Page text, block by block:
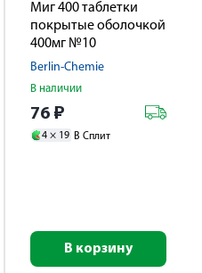
Миг 400 таблетки
покрытые оболочкой
400мг №10
Berlin-Chemie
В наличии
76 ₽
4 × 19 В Сплит
В корзину